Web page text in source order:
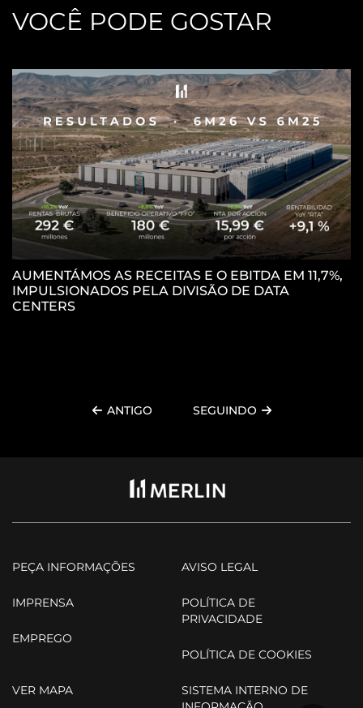
VOCÊ PODE GOSTAR
AUMENTÁMOS AS RECEITAS E O EBITDA EM 11,7%,
IMPULSIONADOS PELA DIVISÃO DE DATA
CENTERS
ANTIGO SEGUINDO
PEÇA INFORMAÇÕES
IMPRENSA
EMPREGO
AVISO LEGAL
POLÍTICA DE
PRIVACIDADE
POLÍTICA DE COOKIES
VER MAPA
SISTEMA INTERNO DE